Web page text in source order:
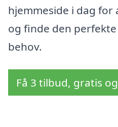
hjemmeside i dag
og finde den
behov.
Få 3 tilbud, gratis